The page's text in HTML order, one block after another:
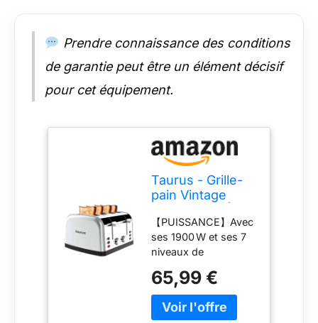
Prendre connaissance des conditions
de garantie peut être un élément décisif
pour cet équipement.
Taurus - Grille-
pain Vintage
fentes 135x35
mm | 7 niveaux |
3 fonctions |
Commandes
indépendantes |
Inox | Auto-
centrage |
【PUISSANCE】Avec
ses 1900 W et ses 7
niveaux de
chaque jour un
résultat parfaitement
adapté à vos goûts.
65,99 €